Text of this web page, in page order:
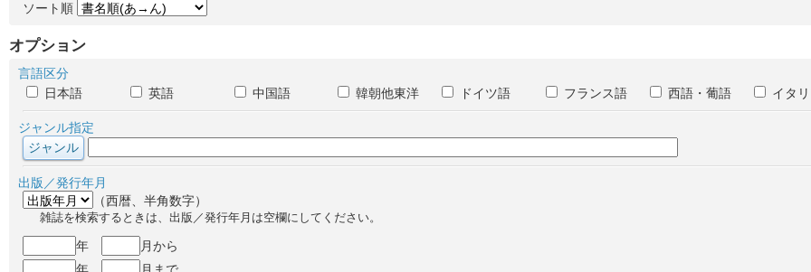
ソート順
オプション
言語区分
日本語
英語 中国語 韓朝他東洋 ドイツ語 フランス語 西語・葡語 イタ
ジャンル指定
出版／発行年月
（西暦、半角数字）
雑誌を検索するときは、出版／発行年月は空欄にしてください。
年
月から